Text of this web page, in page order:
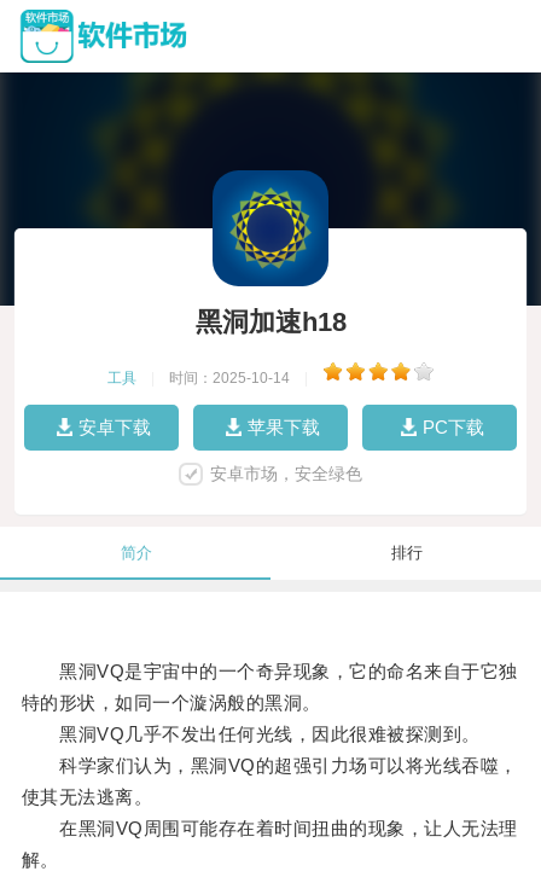
黑洞加速h18
工具 时间：2025-10-14
安卓下载 苹果下载 PC下载
安卓市场，安全绿色
简介 排行
黑洞VQ是宇宙中的一个奇异现象，它的命名来自于它独
特的形状，如同一个漩涡般的黑洞。
黑洞VQ几乎不发出任何光线，因此很难被探测到。
科学家们认为，黑洞VQ的超强引力场可以将光线吞噬，
使其无法逃离。
在黑洞VQ周围可能存在着时间扭曲的现象，让人无法理
解。